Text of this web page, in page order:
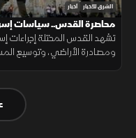
الشرق للأخبار أخبار
محاصرة القدس.. سياسات
تشهد القدس المحتلة إجراءات
ومصادرة الأراضي، وتوسيع